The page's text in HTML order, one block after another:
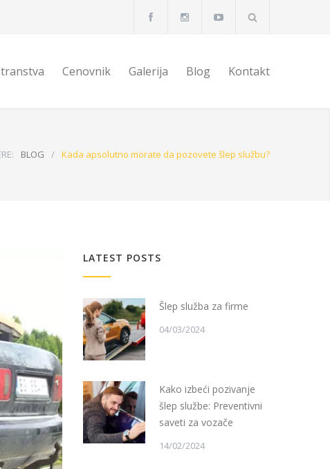
Cenovnik Galerija Blog Kontakt
BLOG / Kada apsolutno morate da pozovete šlep službu?
LATEST POSTS
Šlep služba za firme
04/03/2024
Kako izbeći pozivanje
šlep službe: Preventivni
saveti za vozače
14/02/2024